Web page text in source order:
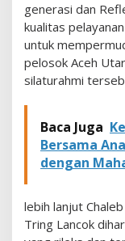
i
n
L
generasi dan
kualitas
untuk
pelosok Aceh
silaturahmi
Baca Juga
Bersama
dengan
​lebih lanjut
Tring Lancok